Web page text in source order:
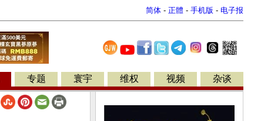
简体 - 正體 - 手机版 - 电子报
专题 寰宇 维权 视频 杂谈